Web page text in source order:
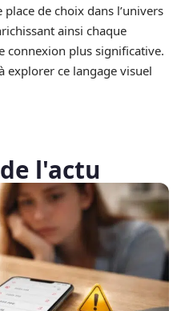
de choix dans l’univers
ainsi chaque
connexion plus significative.
explorer ce langage visuel
l'actu